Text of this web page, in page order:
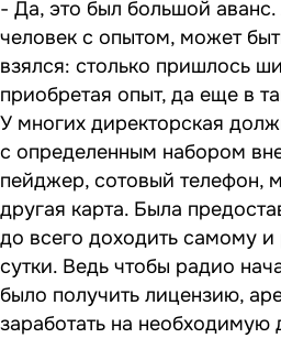
- Да, это был большой
человек с опытом, может
взялся: столько пришлось
приобретая опыт, да еще в
У многих директорская
с определенным набором
пейджер, сотовый телефон,
другая карта. Была
до всего доходить самому и
сутки. Ведь чтобы радио
было получить лицензию,
заработать на необходимую